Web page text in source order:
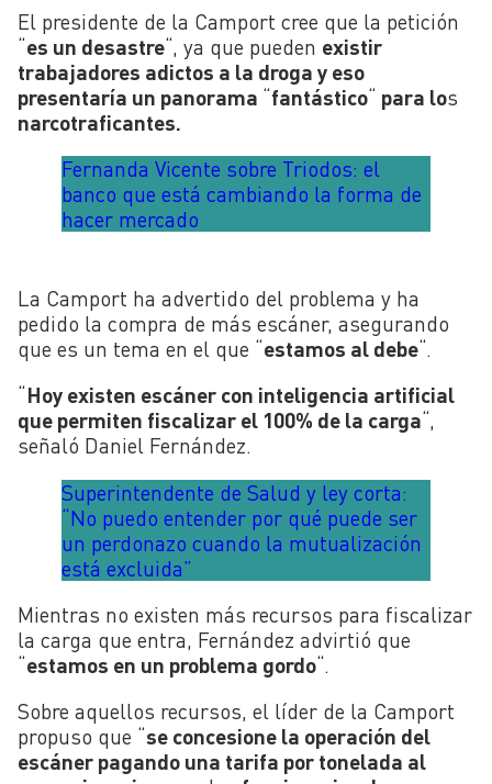
El presidente de la Camport cree que la petición
“es un desastre“, ya que pueden existir
trabajadores adictos a la droga y eso
presentaría un panorama “fantástico“ para los
narcotraficantes.
Fernanda Vicente sobre Triodos: el
banco que está cambiando la forma de
hacer mercado
La Camport ha advertido del problema y ha
pedido la compra de más escáner, asegurando
que es un tema en el que “estamos al debe“.
“Hoy existen escáner con inteligencia artificial
que permiten fiscalizar el 100% de la carga“,
señaló Daniel Fernández.
Superintendente de Salud y ley corta:
“No puedo entender por qué puede ser
un perdonazo cuando la mutualización
está excluida”
Mientras no existen más recursos para fiscalizar
la carga que entra, Fernández advirtió que
“estamos en un problema gordo“.
Sobre aquellos recursos, el líder de la Camport
propuso que “se concesione la operación del
escáner pagando una tarifa por tonelada al